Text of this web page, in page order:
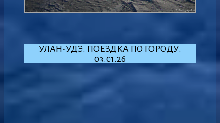
УЛАН-УДЭ. ПОЕЗДКА ПО ГОРОДУ.
03.01.26